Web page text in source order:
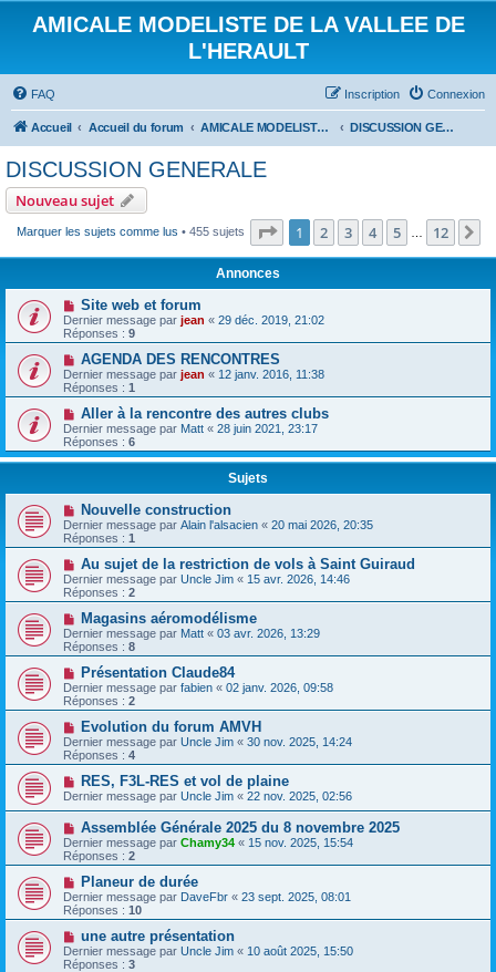
AMICALE MODELISTE DE LA VALLEE DE
L'HERAULT
FAQ Connexion
Inscription
Accueil Accueil du forum AMICALE MODELISTE DE LA VALLEE DE L'HERAULT DISCUSSION GENERALE
DISCUSSION GENERALE
Nouveau sujet
Marquer les sujets comme lus • 455 sujets Page 1sur12
1 2 3 4 5 12
Annonces
Site web et forum
Dernier message par jean « 29 déc. 2019, 21:02
Réponses : 9
AGENDA DES RENCONTRES
Dernier message par jean « 12 janv. 2016, 11:38
Réponses : 1
Aller à la rencontre des autres clubs
Dernier message par Matt « 28 juin 2021, 23:17
Réponses : 6
Sujets
Nouvelle construction
Dernier message par Alain l'alsacien « 20 mai 2026, 20:35
Réponses : 1
Au sujet de la restriction de vols à Saint Guiraud
Dernier message par Uncle Jim « 15 avr. 2026, 14:46
Réponses : 2
Magasins aéromodélisme
Dernier message par Matt « 03 avr. 2026, 13:29
Réponses : 8
Présentation Claude84
Dernier message par fabien « 02 janv. 2026, 09:58
Réponses : 2
Evolution du forum AMVH
Dernier message par Uncle Jim « 30 nov. 2025, 14:24
Réponses : 4
RES, F3L-RES et vol de plaine
Dernier message par Uncle Jim « 22 nov. 2025, 02:56
Assemblée Générale 2025 du 8 novembre 2025
Dernier message par Chamy34 « 15 nov. 2025, 15:54
Réponses : 2
Planeur de durée
Dernier message par DaveFbr « 23 sept. 2025, 08:01
Réponses : 10
une autre présentation
Dernier message par Uncle Jim « 10 août 2025, 15:50
Réponses : 3